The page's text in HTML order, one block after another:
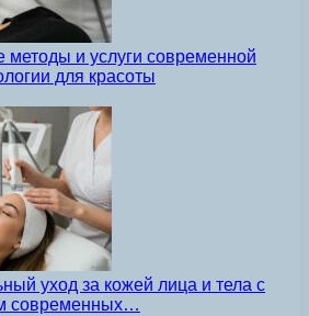
и услуги современной
для красоты
уход за кожей лица и тела с
современных…